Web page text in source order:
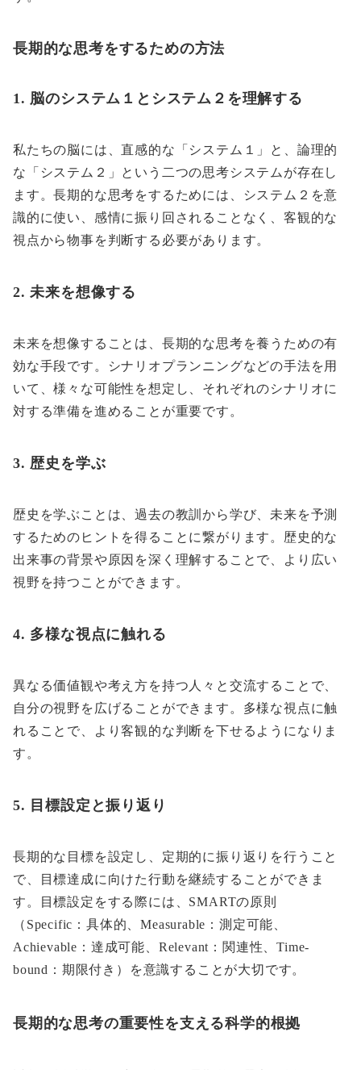
長期的な思考をするための方法
1. 脳のシステム１とシステム２を理解する
私たちの脳には、直感的な「システム１」と、論理的
な「システム２」という二つの思考システムが存在し
ます。長期的な思考をするためには、システム２を意
識的に使い、感情に振り回されることなく、客観的な
視点から物事を判断する必要があります。
2. 未来を想像する
未来を想像することは、長期的な思考を養うための有
効な手段です。シナリオプランニングなどの手法を用
いて、様々な可能性を想定し、それぞれのシナリオに
対する準備を進めることが重要です。
3. 歴史を学ぶ
歴史を学ぶことは、過去の教訓から学び、未来を予測
するためのヒントを得ることに繋がります。歴史的な
出来事の背景や原因を深く理解することで、より広い
視野を持つことができます。
4. 多様な視点に触れる
異なる価値観や考え方を持つ人々と交流することで、
自分の視野を広げることができます。多様な視点に触
れることで、より客観的な判断を下せるようになりま
す。
5. 目標設定と振り返り
長期的な目標を設定し、定期的に振り返りを行うこと
で、目標達成に向けた行動を継続することができま
す。目標設定をする際には、SMARTの原則
（Specific：具体的、Measurable：測定可能、
Achievable：達成可能、Relevant：関連性、Time-
bound：期限付き）を意識することが大切です。
長期的な思考の重要性を支える科学的根拠